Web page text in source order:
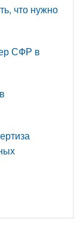
что нужно
СФР в